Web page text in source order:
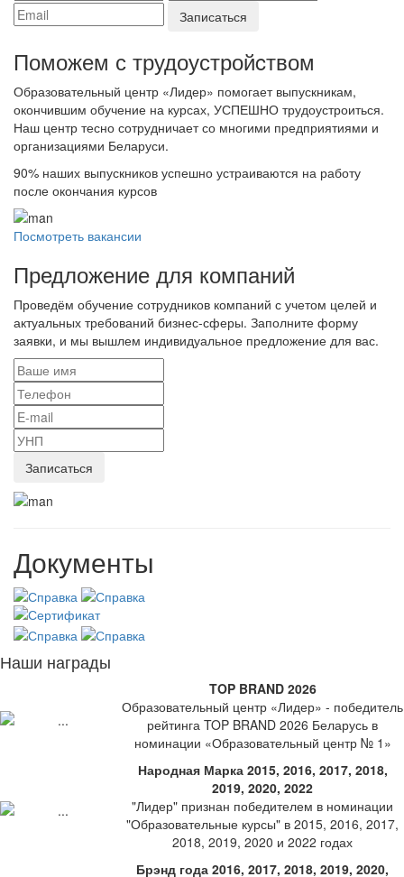
Поможем с трудоустройcтвом
Образовательный центр «Лидер» помогает выпускникам,
окончившим обучение на курсах, УСПЕШНО трудоустроиться.
Наш центр тесно сотрудничает со многими предприятиями и
организациями Беларуси.
90% наших выпускников успешно устраиваются на работу
после окончания курсов
Посмотреть вакансии
Предложение для компаний
Проведём обучение сотрудников компаний с учетом целей и
актуальных требований бизнес-сферы. Заполните форму
заявки, и мы вышлем индивидуальное предложение для вас.
Документы
Наши награды
TOP BRAND 2026
Образовательный центр «Лидер» - победитель
рейтинга TOP BRAND 2026 Беларусь в
номинации «Образовательный центр № 1»
Народная Марка 2015, 2016, 2017, 2018,
2019, 2020, 2022
"Лидер" признан победителем в номинации
"Образовательные курсы" в 2015, 2016, 2017,
2018, 2019, 2020 и 2022 годах
Брэнд года 2016, 2017, 2018, 2019, 2020,